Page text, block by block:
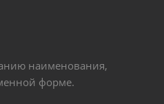
наименования,
форме.